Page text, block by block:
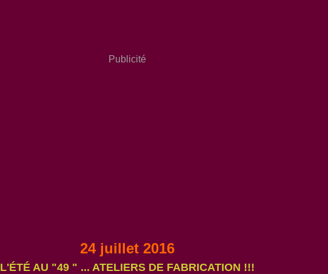
Publicité
24 juillet 2016
L'ÉTÉ AU "49 " ... ATELIERS DE FABRICATION !!!